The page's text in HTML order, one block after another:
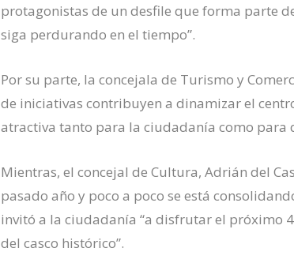
protagonistas de un desfile que forma parte
siga perdurando en el tiempo”.
Por su parte, la concejala de Turismo y
de iniciativas contribuyen a dinamizar el
atractiva tanto para la ciudadanía como para
Mientras, el concejal de Cultura, Adrián del
pasado año y poco a poco se está
invitó a la ciudadanía “a disfrutar el próximo
del casco histórico”.